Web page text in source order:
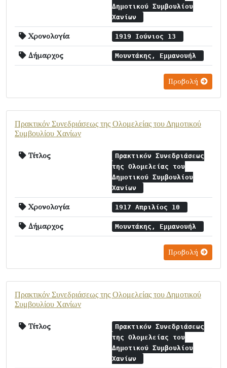
Δημοτικού Συμβουλίου
Χανίων
Χρονολογία 1919 Ιούνιος 13
Δήμαρχος Μουντάκης, Εμμανουήλ
Προβολή
Πρακτικόν Συνεδριάσεως της Ολομελείας του Δημοτικού
Συμβουλίου Χανίων
Τίτλος
Πρακτικόν Συνεδριάσεως
της Ολομελείας του
Δημοτικού Συμβουλίου
Χανίων
Χρονολογία 1917 Απριλίος 10
Δήμαρχος Μουντάκης, Εμμανουήλ
Προβολή
Πρακτικόν Συνεδριάσεως της Ολομελείας του Δημοτικού
Συμβουλίου Χανίων
Τίτλος
Πρακτικόν Συνεδριάσεως
της Ολομελείας του
Δημοτικού Συμβουλίου
Χανίων